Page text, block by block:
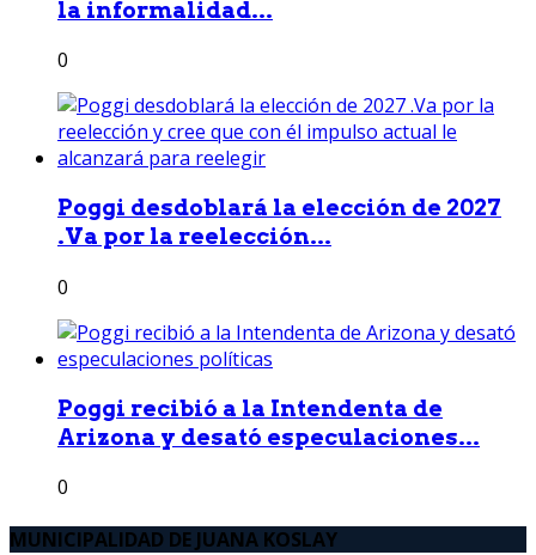
la informalidad...
0
Poggi desdoblará la elección de 2027
.Va por la reelección...
0
Poggi recibió a la Intendenta de
Arizona y desató especulaciones...
0
MUNICIPALIDAD DE JUANA KOSLAY